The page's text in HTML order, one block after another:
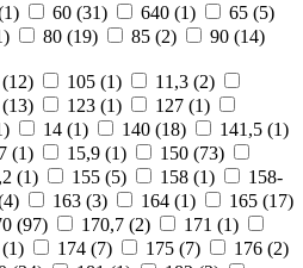
1) 60 (31) 640 (1) 65 (5)
) 80 (19) 85 (2) 90 (14)
12) 105 (1) 11,3 (2)
13) 123 (1) 127 (1)
) 14 (1) 140 (18) 141,5 (1)
(1) 15,9 (1) 150 (73)
(1) 155 (5) 158 (1)
158-
4) 163 (3) 164 (1) 165 (17)
(97) 170,7 (2) 171 (1)
1) 174 (7) 175 (7) 176 (2)